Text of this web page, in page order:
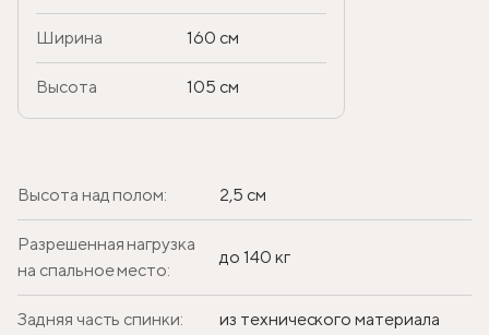
Ширина 160 см
Высота 105 см
Высота над полом: 2,5 см
Разрешенная нагрузка
на спальное место:
до 140 кг
Задняя часть спинки: из технического материала